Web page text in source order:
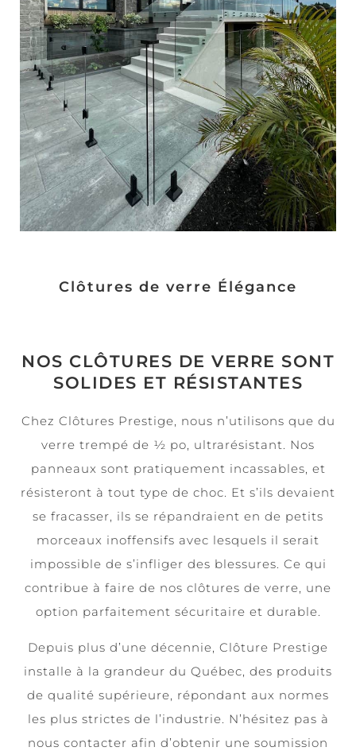
Clôtures de verre Élégance
NOS CLÔTURES DE VERRE SONT
SOLIDES ET RÉSISTANTES
Chez Clôtures Prestige, nous n’utilisons que du
verre trempé de ½ po, ultrarésistant. Nos
panneaux sont pratiquement incassables, et
résisteront à tout type de choc. Et s’ils devaient
se fracasser, ils se répandraient en de petits
morceaux inoffensifs avec lesquels il serait
impossible de s’infliger des blessures. Ce qui
contribue à faire de nos clôtures de verre, une
option parfaitement sécuritaire et durable.
Depuis plus d’une décennie, Clôture Prestige
installe à la grandeur du Québec, des produits
de qualité supérieure, répondant aux normes
les plus strictes de l’industrie. N’hésitez pas à
nous contacter afin d’obtenir une soumission